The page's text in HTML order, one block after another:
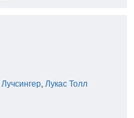
, Лукас Толл